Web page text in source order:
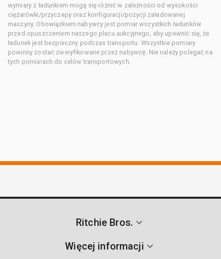
wymiary z ładunkiem mogą się różnić w zależności od wysokości
ciężarówki/przyczepy oraz konfiguracji/pozycji załadowanej
maszyny. Obowiązkiem nabywcy jest pomiar wszystkich ładunków
przed opuszczeniem naszego placu aukcyjnego, aby upewnić się, że
ładunek jest bezpieczny podczas transportu. Wszystkie pomiary
powinny zostać zweryfikowane przez nabywcę. Nie należy polegać na
tych pomiarach do celów transportowych.
Ritchie Bros.
Więcej informacji